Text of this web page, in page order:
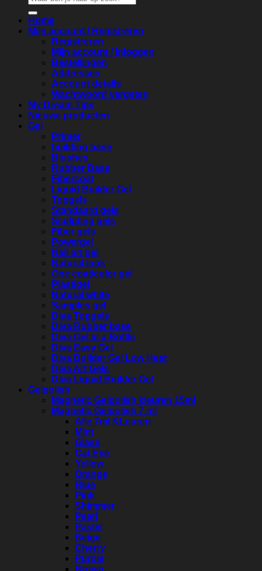
naar:
Home
Mijn account / Registreren
Registreren
Mijn account / Inloggen
Bestellingen
Addresses
Account details
Wachtwoord vergeten
My Dream Tips
Nieuwe producten
Gel
Primer
building base
Blushes
Rubber Base
Fibercoat
Liquid Builder Gel
Topgels
Standaard gels
Sculpting gels
Fiber gels
Powergel
Nail art gel
Natural look
One coat/color gel
Plastigel
Natural white
Samples gel
Diva Topgels
Diva Rubber base
Diva Gel in a Bottle
Diva Easy Gel
Diva Builder Gel Low Heat
Diva Art Gels
Diva Liquid Builder Gel
Gelpolish
Magnetic Gelpolish kleuren 15ml
Magnetic Gelpolish 7 ml
Alle 7ml KLeuren
Mint
Glass
Cat Eye
Yellow
Orange
Blue
Pink
Shimmer
Pearl
Pastel
Beige
Cherry
Purple